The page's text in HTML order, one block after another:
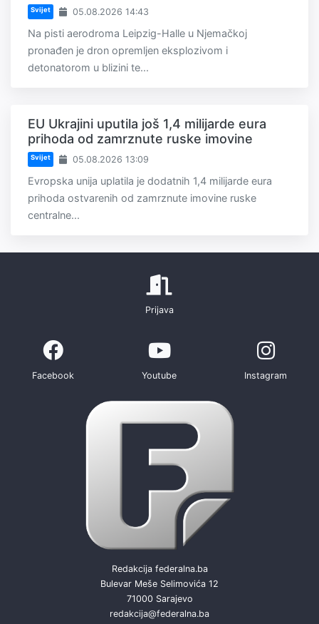
Svijet 05.08.2026 14:43
Na pisti aerodroma Leipzig-Halle u Njemačkoj
pronađen je dron opremljen eksplozivom i
detonatorom u blizini te...
EU Ukrajini uputila još 1,4 milijarde eura
prihoda od zamrznute ruske imovine
Svijet 05.08.2026 13:09
Evropska unija uplatila je dodatnih 1,4 milijarde eura
prihoda ostvarenih od zamrznute imovine ruske
centralne...
Prijava
Facebook Youtube Instagram
Redakcija federalna.ba
Bulevar Meše Selimovića 12
71000 Sarajevo
redakcija@federalna.ba